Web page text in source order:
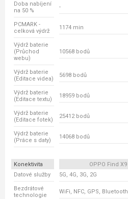
Doba nabíjení
na 50 %
-
PCMARK -
celková výdrž
1174 min
Výdrž baterie
(Průchod
webu)
10568 bodů
Výdrž baterie
(Editace videa)
5698 bodů
Výdrž baterie
(Editace textu)
18959 bodů
Výdrž baterie
(Editace fotek)
25412 bodů
Výdrž baterie
(Práce s daty)
14068 bodů
Konektivita OPPO Find X9
Datové služby
5G, 4G, 3G, 2G
Bezdrátové
technologie
WiFi, NFC, GPS, Bluetooth